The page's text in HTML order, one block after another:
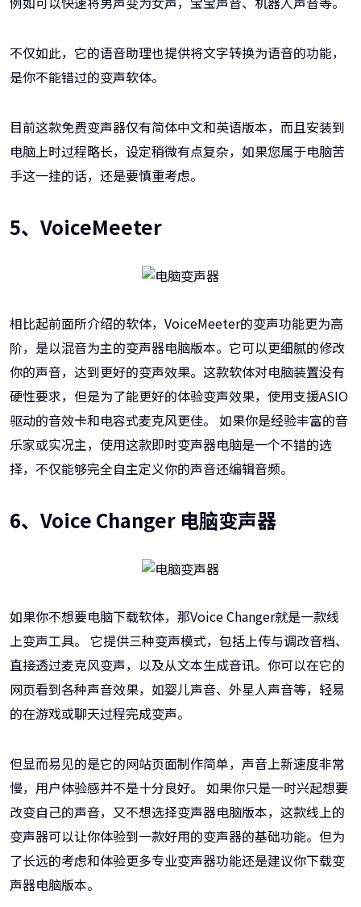
不仅如此，它的语音助理也提供将文字转换为语音的功能，
是你不能错过的变声软体。
目前这款免费变声器仅有简体中文和英语版本，而且安装到
电脑上时过程略长，设定稍微有点复杂，如果您属于电脑苦
手这一挂的话，还是要慎重考虑。
5、VoiceMeeter
相比起前面所介绍的软体，VoiceMeeter的变声功能更为高
阶，是以混音为主的变声器电脑版本。它可以更细腻的修改
你的声音，达到更好的变声效果。这款软体对电脑装置没有
硬性要求，但是为了能更好的体验变声效果，使用支援ASIO
驱动的音效卡和电容式麦克风更佳。 如果你是经验丰富的音
乐家或实况主，使用这款即时变声器电脑是一个不错的选
择，不仅能够完全自主定义你的声音还编辑音频。
6、Voice Changer 电脑变声器
如果你不想要电脑下载软体，那Voice Changer就是一款线
上变声工具。 它提供三种变声模式，包括上传与调改音档、
直接透过麦克风变声，以及从文本生成音讯。你可以在它的
网页看到各种声音效果，如婴儿声音、外星人声音等，轻易
的在游戏或聊天过程完成变声。
但显而易见的是它的网站页面制作简单，声音上新速度非常
慢，用户体验感并不是十分良好。 如果你只是一时兴起想要
改变自己的声音，又不想选择变声器电脑版本，这款线上的
变声器可以让你体验到一款好用的变声器的基础功能。但为
了长远的考虑和体验更多专业变声器功能还是建议你下载变
声器电脑版本。